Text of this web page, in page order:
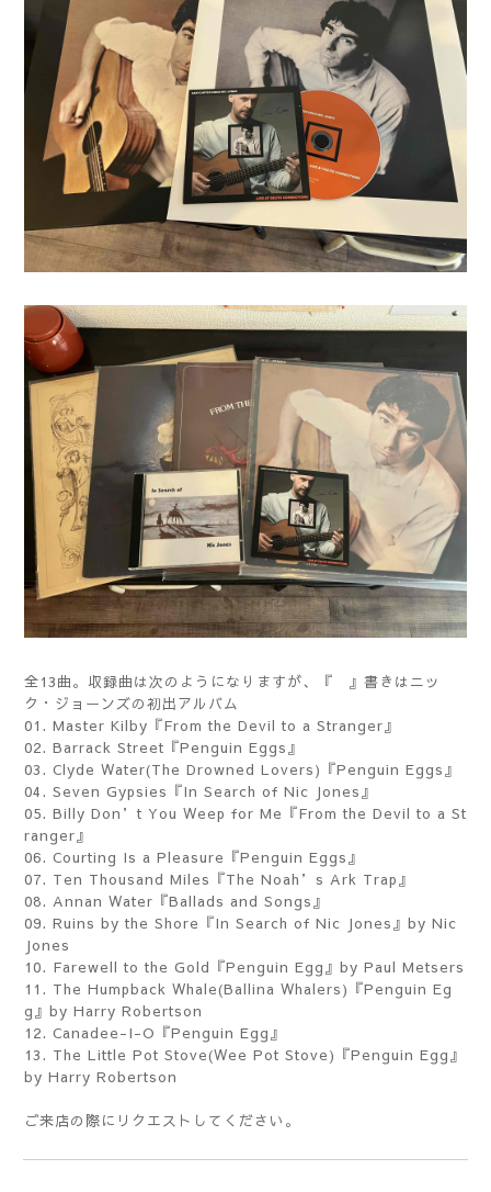
全13曲。収録曲は次のようになりますが、『 』書きはニッ
ク・ジョーンズの初出アルバム
01. Master Kilby『From the Devil to a Stranger』
02. Barrack Street『Penguin Eggs』
03. Clyde Water(The Drowned Lovers)『Penguin Eggs』
04. Seven Gypsies『In Search of Nic Jones』
05. Billy Don’t You Weep for Me『From the Devil to a St
ranger』
06. Courting Is a Pleasure『Penguin Eggs』
07. Ten Thousand Miles『The Noah’s Ark Trap』
08. Annan Water『Ballads and Songs』
09. Ruins by the Shore『In Search of Nic Jones』by Nic
Jones
10. Farewell to the Gold『Penguin Egg』by Paul Metsers
11. The Humpback Whale(Ballina Whalers)『Penguin Eg
g』by Harry Robertson
12. Canadee-I-O『Penguin Egg』
13. The Little Pot Stove(Wee Pot Stove)『Penguin Egg』
by Harry Robertson
ご来店の際にリクエストしてください。